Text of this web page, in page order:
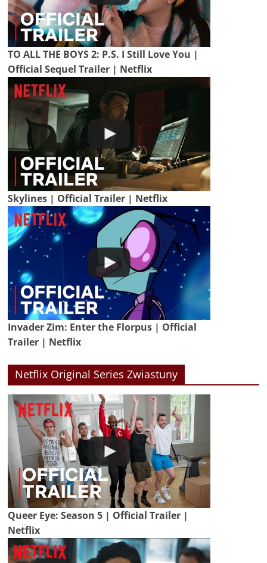
TO ALL THE BOYS 2: P.S. I Still Love You |
Official Sequel Trailer | Netflix
Skylines | Official Trailer | Netflix
Invader Zim: Enter the Florpus | Official
Trailer | Netflix
Netflix Original Series Zwiastuny
Queer Eye: Season 5 | Official Trailer |
Netflix